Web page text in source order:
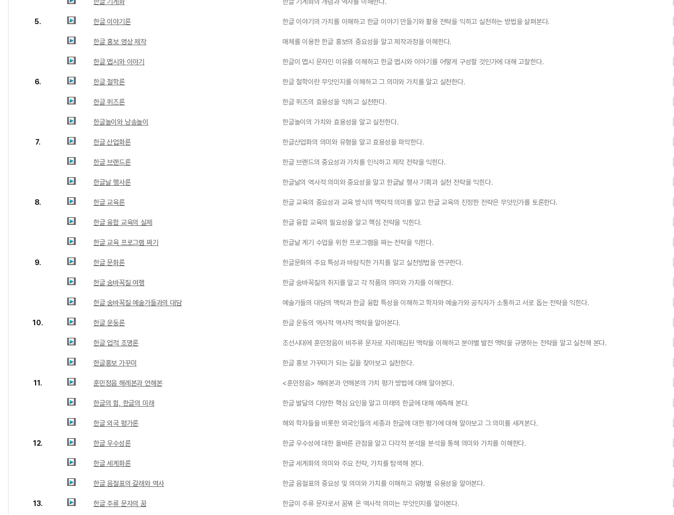
5. 한글 이야기론 한글 이야기의 가치를 이해하고 한글 이야기 만들기와 활용 전략을 익히고 실천하는 방법을 살펴본다.
한글 홍보 영상 제작 매체를 이용한 한글 홍보의 중요성을 알고 제작과정을 이해한다.
한글 맵시와 이야기 한글이 맵시 문자인 이유를 이해하고 한글 맵시와 이야기를 어떻게 구성할 것인가에 대해 고찰한다.
6. 한글 철학론 한글 철학이란 무엇인지를 이해하고 그 의미와 가치를 알고 실천한다.
한글 퀴즈론 한글 퀴즈의 효용성을 익히고 실천한다.
한글놀이와 낭송놀이 한글놀이의 가치와 효용성을 알고 실천한다.
7. 한글 산업화론 한글산업화의 의미와 유형을 알고 효용성을 파악한다.
한글 브랜드론 한글 브랜드의 중요성과 가치를 인식하고 제작 전략을 익힌다.
한글날 행사론 한글날의 역사적 의미와 중요성을 알고 한글날 행사 기획과 실천 전략을 익힌다.
8. 한글 교육론 한글 교육의 중요성과 교육 방식의 맥락적 의미를 알고 한글 교육의 진정한 전략은 무엇인가를 토론한다.
한글 융합 교육의 실제 한글 융합 교육의 필요성을 알고 핵심 전략을 익힌다.
한글 교육 프로그램 짜기 한글날 계기 수업을 위한 프로그램을 짜는 전략을 익힌다.
9. 한글 문화론 한글문화의 주요 특성과 바람직한 가치를 알고 실천방법을 연구한다.
한글 숨바꼭질 여행 한글 숨바꼭질의 취지를 알고 각 작품의 의미와 가치를 이해한다.
한글 숨바꼭질 예술가들과의 대담 예술가들의 대담의 맥락과 한글 융합 특성을 이해하고 학자와 예술가와 공직자가 소통하고 서로 돕는 전략을 익힌다.
10. 한글 운동론 한글 운동의 역사적 역사적 맥락을 알아본다.
한글 업적 조명론 조선시대에 훈민정음이 비주류 문자로 자리매김된 맥락을 이해하고 분야별 발전 맥락을 규명하는 전략을 알고 실천해 본다.
한글홍보 가꾸미 한글 홍보 가꾸미가 되는 길을 찾아보고 실천한다.
11. 훈민정음 해례본과 언해본 <훈민정음> 해례본과 언해본의 가치 평가 방법에 대해 알아본다.
한글의 힘, 한글의 미래 한글 발달의 다양한 핵심 요인을 알고 미래의 한글에 대해 예측해 본다.
한글 외국 평가론 해외 학자들을 비롯한 외국인들의 세종과 한글에 대한 평가에 대해 알아보고 그 의미를 새겨본다.
12. 한글 우수성론 한글 우수성에 대한 올바른 관점을 알고 다각적 분석을 분석을 통해 의미와 가치를 이해한다.
한글 세계화론 한글 세계화의 의미와 주요 전략, 가치를 탐색해 본다.
한글 음절표의 갈래와 역사 한글 음절표의 중요성 및 의미와 가치를 이해하고 유형별 유용성을 알아본다.
13. 한글 주류 문자의 꿈 한글이 주류 문자로서 꿈꿔 온 역사적 의미는 무엇인지를 알아본다.